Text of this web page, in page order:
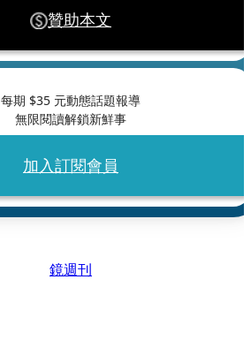
贊助本文
每期 $35 元動態話題報導
無限閱讀解鎖新鮮事
加入訂閱會員
鏡週刊